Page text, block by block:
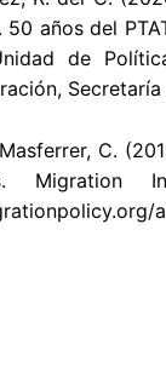
50 años del
de
C.
Migration